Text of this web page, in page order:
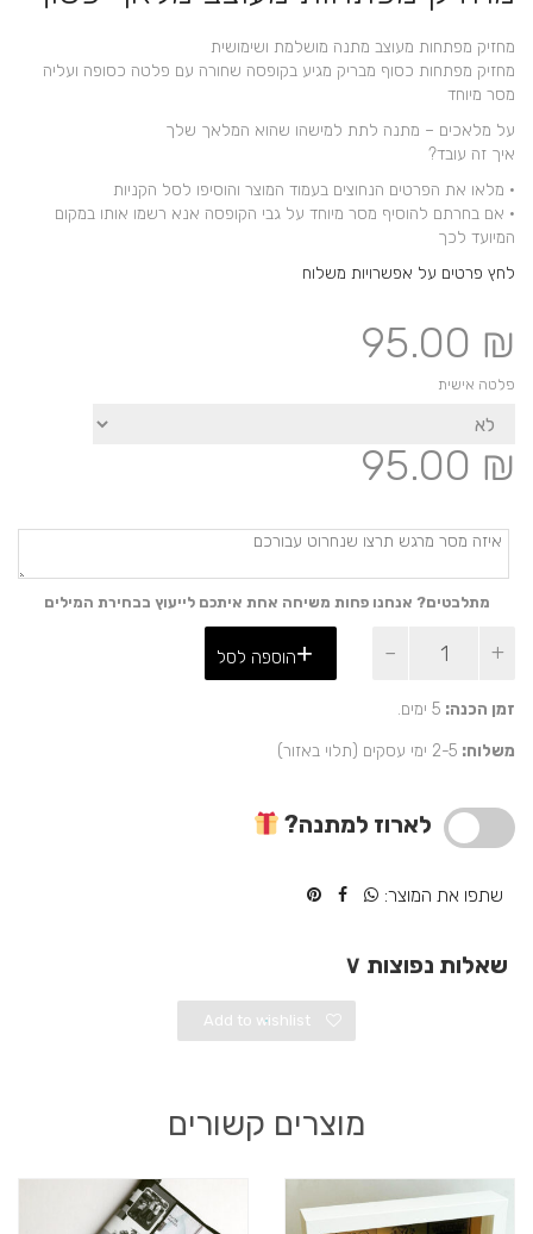
מחזיק מפתחות מעוצב מתנה מושלמת ושימושית
מחזיק מפתחות כסוף מבריק מגיע בקופסה שחורה עם פלטה כסופה ועליה
מסר מיוחד
על מלאכים – מתנה לתת למישהו שהוא המלאך שלך
איך זה עובד?
• מלאו את הפרטים הנחוצים בעמוד המוצר והוסיפו לסל הקניות
• אם בחרתם להוסיף מסר מיוחד על גבי הקופסה אנא רשמו אותו במקום
המיועד לכך
לחץ פרטים על אפשרויות משלוח
95.00 ₪
פלטה אישית
95.00 ₪
מתלבטים? אנחנו פחות משיחה אחת איתכם לייעוץ בבחירת המילים
של
מפתחות
מלאך
הוספה לסל
זמן הכנה: 5 ימים.
משלוח: 2-5 ימי עסקים (תלוי באזור)
לארוז למתנה?
שתפו את המוצר:
שאלות נפוצות ∨
Add to wishlist
מוצרים קשורים